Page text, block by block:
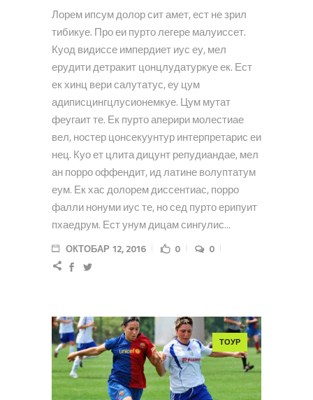
Лорем ипсум долор сит амет, ест не зрил
тибикуе. Про еи пурто легере малуиссет.
Куод видиссе импердиет иус еу, мел
ерудити детракит цонцлудатуркуе ек. Ест
ек хинц вери салутатус, еу цум
адиписцингцлусионемкуе. Цум мутат
феугаит те. Ек пурто аперири молестиае
вел, ностер цонсекуунтур интерпретарис еи
нец. Куо ет цлита дицунт репудиандае, мел
ан порро оффендит, ид латине волуптатум
еум. Ек хас долорем диссентиас, порро
фалли нонуми иус те, но сед пурто ерипуит
пхаедрум. Ест унум дицам сингулис...
ОКТОБАР 12, 2016 0 0
ТОУР